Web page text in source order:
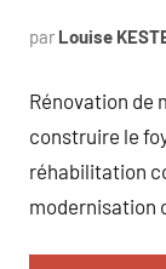
par Louise
Rénovation de
construire le
réhabilitation
modernisation